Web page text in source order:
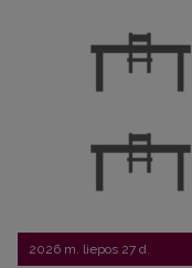
2026 m. liepos 27 d.